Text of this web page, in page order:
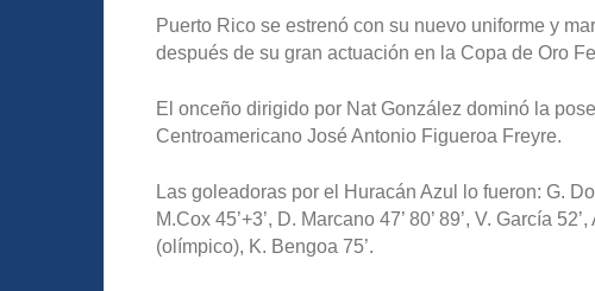
Puerto Rico se estrenó con su nuevo uniforme y
después de su gran actuación en la Copa de Oro
El onceño dirigido por Nat González dominó la
Centroamericano José Antonio Figueroa Freyre.
Las goleadoras por el Huracán Azul lo fueron: G.
M.Cox 45’+3’, D. Marcano 47’ 80’ 89’, V. García
(olímpico), K. Bengoa 75’.